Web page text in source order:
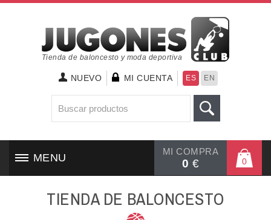
Tienda de baloncesto y moda deportiva
NUEVO MI CUENTA ES EN
MI COMPRA
0 € 0
MENU
TIENDA DE BALONCESTO